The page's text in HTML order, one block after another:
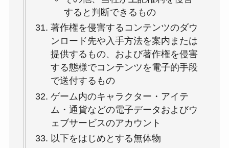
すると判断できるもの
著作権を侵害するコンテンツのダウ
ンロード先や入手方法を案内または
提供するもの、および著作権を侵害
する態様でコンテンツを電子的手段
で送付するもの
ゲーム内のキャラクター・アイテ
ム・通貨などの電子データおよびウ
ェブサービスのアカウント
以下をはじめとする無体物